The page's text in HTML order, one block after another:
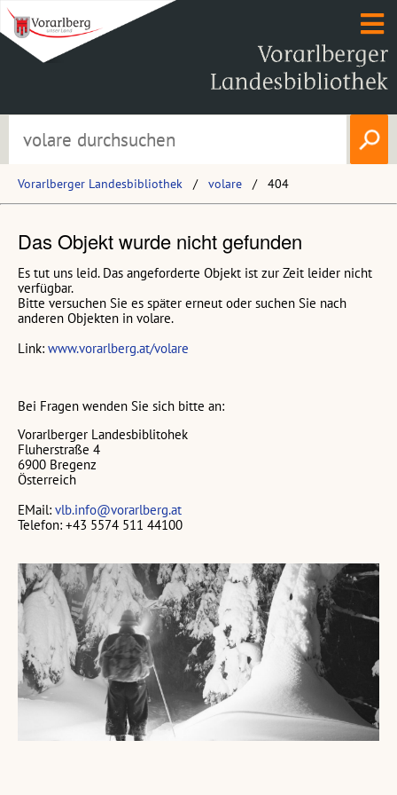
Vorarlberger Landesbibliothek volare 404
Das Objekt wurde nicht gefunden
Es tut uns leid. Das angeforderte Objekt ist zur Zeit leider nicht
verfügbar.
Bitte versuchen Sie es später erneut oder suchen Sie nach
anderen Objekten in volare.
Link: www.vorarlberg.at/volare
Bei Fragen wenden Sie sich bitte an:
Vorarlberger Landesbiblitohek
Fluherstraße 4
6900 Bregenz
Österreich
EMail: vlb.info@vorarlberg.at
Telefon: +43 5574 511 44100